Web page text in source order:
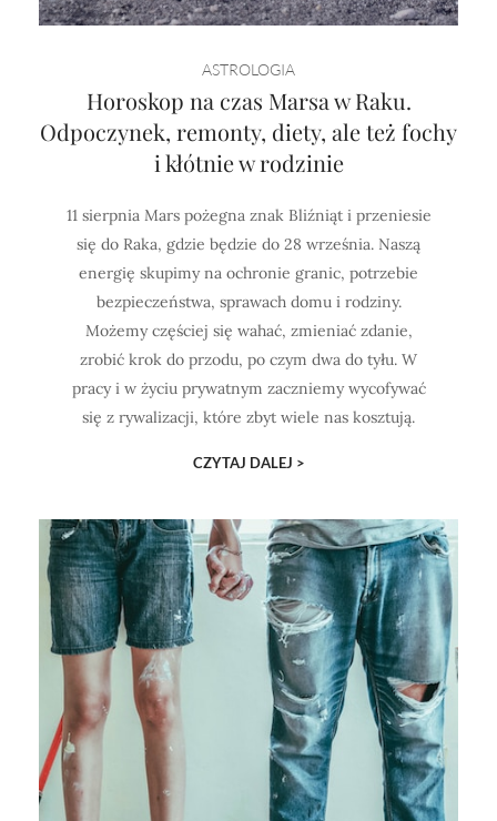
ASTROLOGIA
Horoskop na czas Marsa w Raku.
Odpoczynek, remonty, diety, ale też fochy
i kłótnie w rodzinie
11 sierpnia Mars pożegna znak Bliźniąt i przeniesie
się do Raka, gdzie będzie do 28 września. Naszą
energię skupimy na ochronie granic, potrzebie
bezpieczeństwa, sprawach domu i rodziny.
Możemy częściej się wahać, zmieniać zdanie,
zrobić krok do przodu, po czym dwa do tyłu. W
pracy i w życiu prywatnym zaczniemy wycofywać
się z rywalizacji, które zbyt wiele nas kosztują.
CZYTAJ DALEJ >